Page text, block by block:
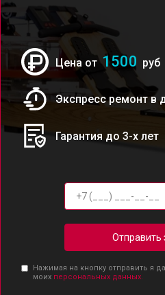
Цена от1500 руб
Экспресс ремонт в
Гарантия до 3-х лет
Отправить
Нажимая на кнопку отправить я
моих персональных данных.